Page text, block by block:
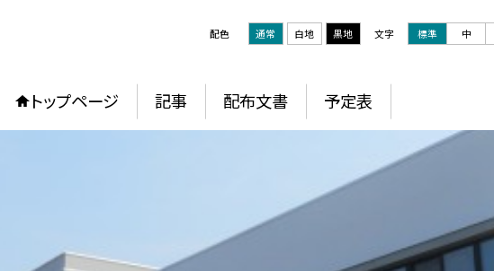
配色 通常 白地 黒地 文字 標準 中
トップページ 記事 配布文書 予定表